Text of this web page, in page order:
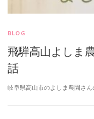
BLOG
飛騨高山よしま
話
岐阜県高山市のよしま農園さ